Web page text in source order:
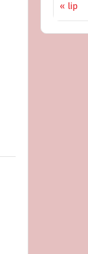
« lip